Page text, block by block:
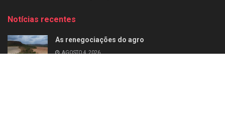
Notícias recentes
As renegociações do agro
AGOSTO 4, 2026